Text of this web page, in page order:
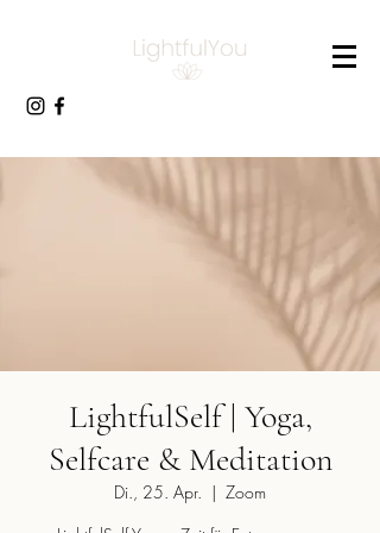
LightfulSelf | Yoga,
Selfcare & Meditation
Di., 25. Apr.
  |
Zoom